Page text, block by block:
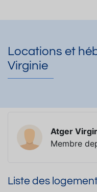
Locations et
Virginie
Atger
Membre
Liste des